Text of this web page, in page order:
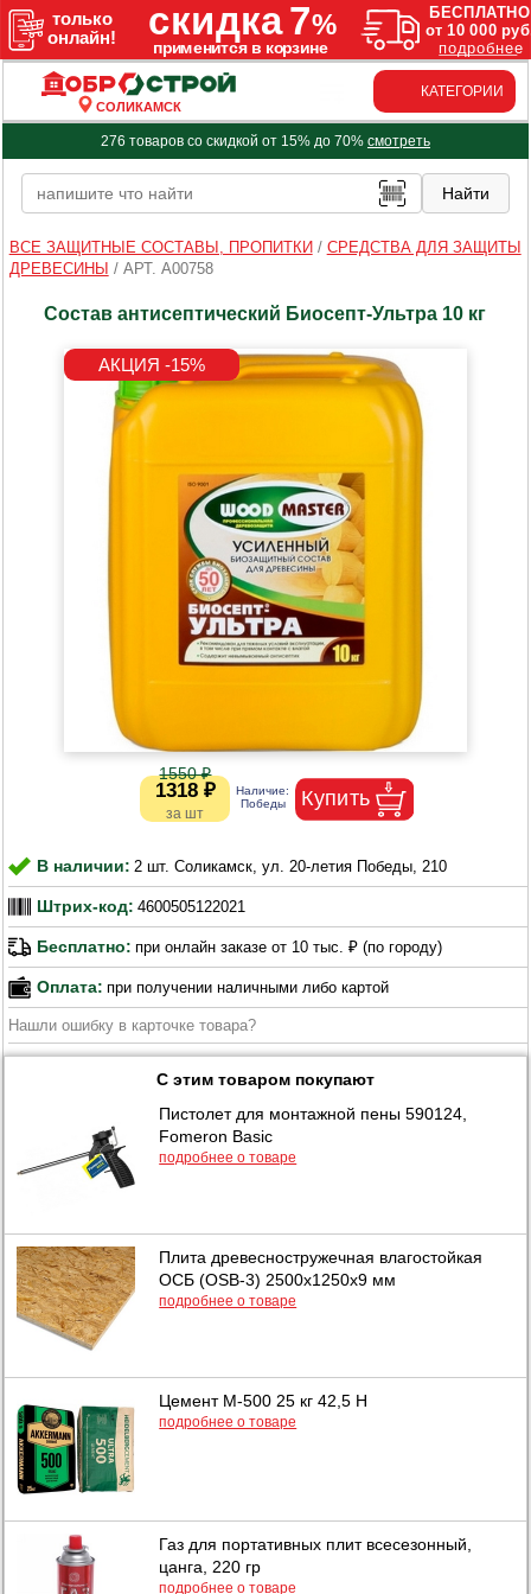
СОЛИКАМСК
КАТЕГОРИИ
276 товаров со скидкой от 15% до 70% смотреть
ВСЕ ЗАЩИТНЫЕ СОСТАВЫ, ПРОПИТКИ / СРЕДСТВА ДЛЯ ЗАЩИТЫ
ДРЕВЕСИНЫ / АРТ. A00758
Состав антисептический Биосепт-Ультра 10 кг
1318 ₽
1550 ₽
В наличии: 2 шт. Соликамск, ул. 20-летия Победы, 210
Штрих-код: 4600505122021
Бесплатно: при онлайн заказе от 10 тыс. ₽ (по городу)
Оплата: при получении наличными либо картой
Нашли ошибку в карточке товара?
С этим товаром покупают
Пистолет для монтажной пены 590124,
Fomeron Basic
подробнее о товаре
Плита древесностружечная влагостойкая
ОСБ (OSB-3) 2500х1250х9 мм
подробнее о товаре
Цемент М-500 25 кг 42,5 Н
подробнее о товаре
Газ для портативных плит всесезонный,
цанга, 220 гр
подробнее о товаре